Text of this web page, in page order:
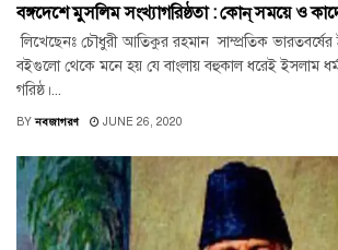
বঙ্গদেশে মুসলিম সংখ্যাগরিষ্ঠতা : কোন্ সময়ে ও
লিখেছেনঃ চৌধুরী আতিকুর রহমান সাম্প্রতিক ভারতবর্ষের
বইগুলো থেকে মনে হয় যে বাংলায় বহুকাল ধরেই ইসলাম
গরিষ্ঠ।...
BY নবজাগরণ JUNE 26, 2020